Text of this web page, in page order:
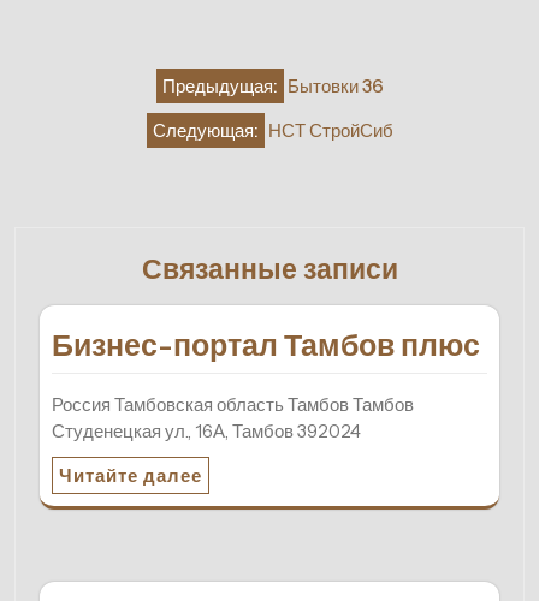
НавигацияПредыдущая: Бытовки 36
Следующая: НСТ СтройСиб
Связанные записи
Бизнес-портал Тамбов плюс
Россия Тамбовская область Тамбов Тамбов
Студенецкая ул., 16А, Тамбов 392024
Читайте далее